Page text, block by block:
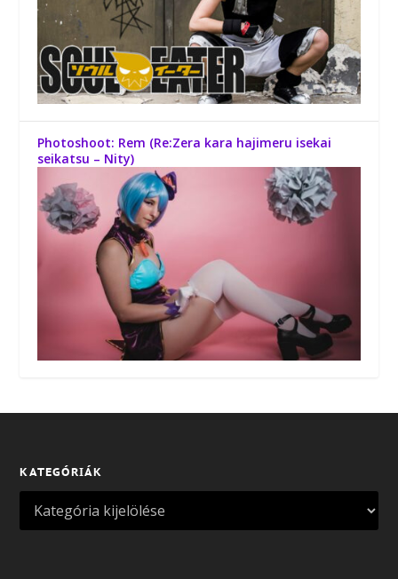
Photoshoot: Rem (Re:Zera kara hajimeru isekai
seikatsu – Nity)
KATEGÓRIÁK